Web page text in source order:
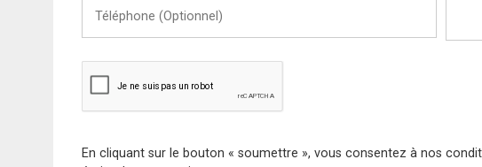
(Optionnel)
En cliquant sur le bouton « soumettre », vous consentez à nos